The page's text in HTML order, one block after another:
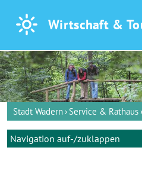
Wirtschaft &
Stadt Wadern Service & Rathaus
Navigation auf-/zuklappen